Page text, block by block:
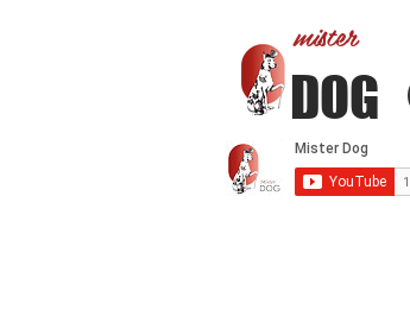
mister
DOG